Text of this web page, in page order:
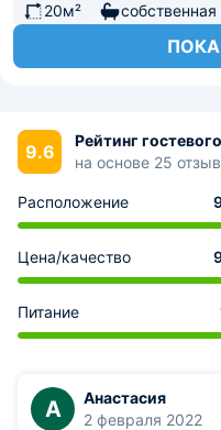
20м²
9.6
Рейтинг
на основе 25
Расположение
Цена/качество
Питание
А
Анастасия
2 февраля 2022